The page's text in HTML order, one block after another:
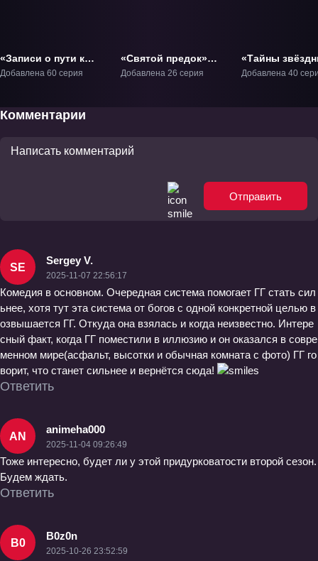
«Записи о пути к
вознесению» ТВ-1
Добавлена 60 серия
«Святой предок»
ТВ-1
Добавлена 26 серия
«Тайны
искусств» ТВ-1
Добавлена 40
Комментарии
Отправить
SE
Sergey V.
2025-11-07 22:56:17
Комедия в основном. Очередная система помогает ГГ стать сил
ьнее, хотя тут эта система от богов с одной конкретной целью в
озвышается ГГ. Откуда она взялась и когда неизвестно. Интере
сный факт, когда ГГ поместили в иллюзию и он оказался в совре
менном мире(асфальт, высотки и обычная комната с фото) ГГ го
ворит, что станет сильнее и вернётся сюда!
Ответить
AN
animeha000
2025-11-04 09:26:49
Тоже интересно, будет ли у этой придурковатости второй сезон.
Будем ждать.
Ответить
B0
B0z0n
2025-10-26 23:52:59